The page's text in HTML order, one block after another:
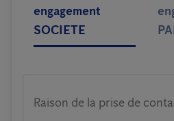
engagement
SOCIETE
Raison de la prise de